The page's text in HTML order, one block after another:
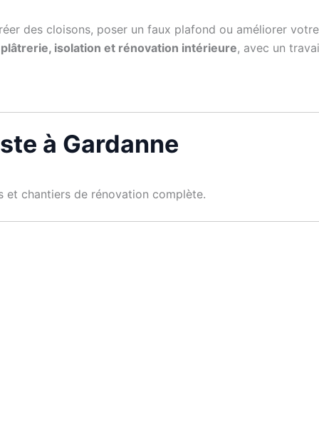
des cloisons, poser un faux plafond ou améliorer
isolation et rénovation intérieure, avec un
à Gardanne
et chantiers de rénovation complète.